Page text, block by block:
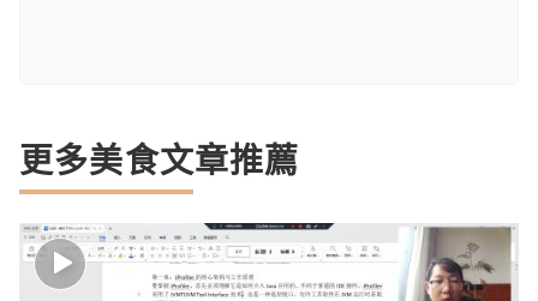
更多美食文章推薦